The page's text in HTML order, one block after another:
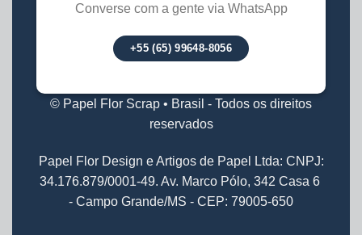
Converse com a gente via WhatsApp
+55 (65) 99648-8056
© Papel Flor Scrap • Brasil - Todos os direitos
reservados
Papel Flor Design e Artigos de Papel Ltda: CNPJ:
34.176.879/0001-49. Av. Marco Pólo, 342 Casa 6
- Campo Grande/MS - CEP: 79005-650